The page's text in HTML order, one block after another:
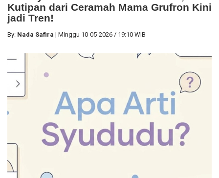
Kutipan dari Ceramah Mama Grufron Kini
jadi Tren!
By: Nada Safira | Minggu 10-05-2026 / 19:10 WIB